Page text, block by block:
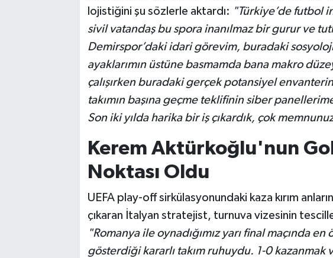
lojistiğini şu sözlerle aktardı: "Türkiye’de futbol
sivil vatandaş bu spora inanılmaz bir gurur ve
Demirspor’daki idari görevim, buradaki
ayaklarımın üstüne basmamda bana makro
çalışırken buradaki gerçek potansiyel
takımın başına geçme teklifinin siber
Son iki yılda harika bir iş çıkardık, çok
Kerem Aktürkoğlu'nun
Noktası Oldu
UEFA play-off sirkülasyonundaki kaza kırım
çıkaran İtalyan stratejist, turnuva vizesinin
"Romanya ile oynadığımız yarı final maçında en
gösterdiği kararlı takım ruhuydu. 1-0